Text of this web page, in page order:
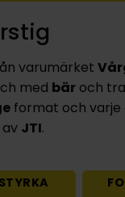
varumärket
med bär och
format och varje
JTI.
STYRKA